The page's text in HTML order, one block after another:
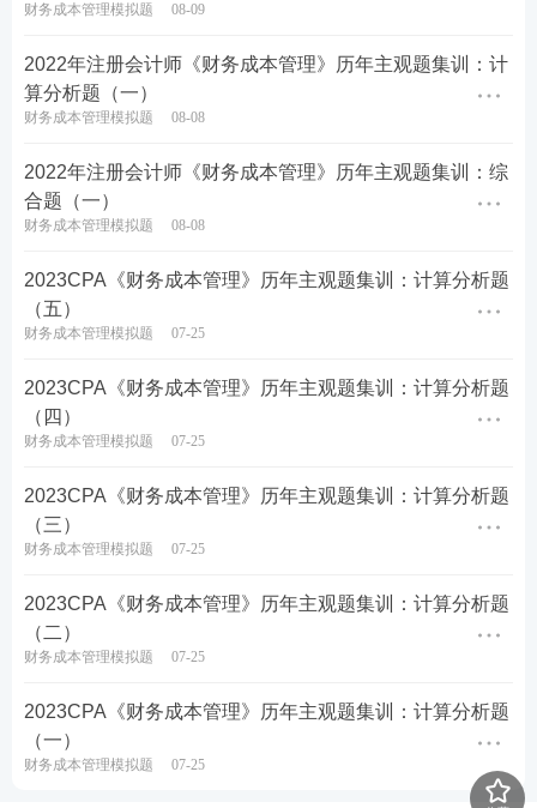
值，采用直线法计提折日，无残值。等风险投资必要
报酬率12％。企业所得税税率25％。
假设购车相关支出发生在期初，每年现金流入流出均
要求：
(2)分别计算两个方案的净现值。
(4)假设两个方案都可以无限重置，且是互斥项目，用
等额年金法判断甲公司应采用哪个投资方案。
查看答案
年分配，2018年公司净利润为10 000万元，2019年分
配现金股利3000万元。预计2019年净利润为12 000万
元。
要求:
财务成本管理模拟题 08-09
2022年注册会计师《财务成本管理》历年主观题集训：计
算分析题（一）
财务成本管理模拟题 08-08
2022年注册会计师《财务成本管理》历年主观题集训：综
合题（一）
财务成本管理模拟题 08-08
2023CPA《财务成本管理》历年主观题集训：计算分析题
（五）
财务成本管理模拟题 07-25
​2023CPA《财务成本管理》历年主观题集训：计算分析题
（四）
财务成本管理模拟题 07-25
2023CPA《财务成本管理》历年主观题集训：计算分析题
（三）
财务成本管理模拟题 07-25
2023CPA《财务成本管理》历年主观题集训：计算分析题
（二）
财务成本管理模拟题 07-25
2023CPA《财务成本管理》历年主观题集训：计算分析题
（一）
财务成本管理模拟题 07-25